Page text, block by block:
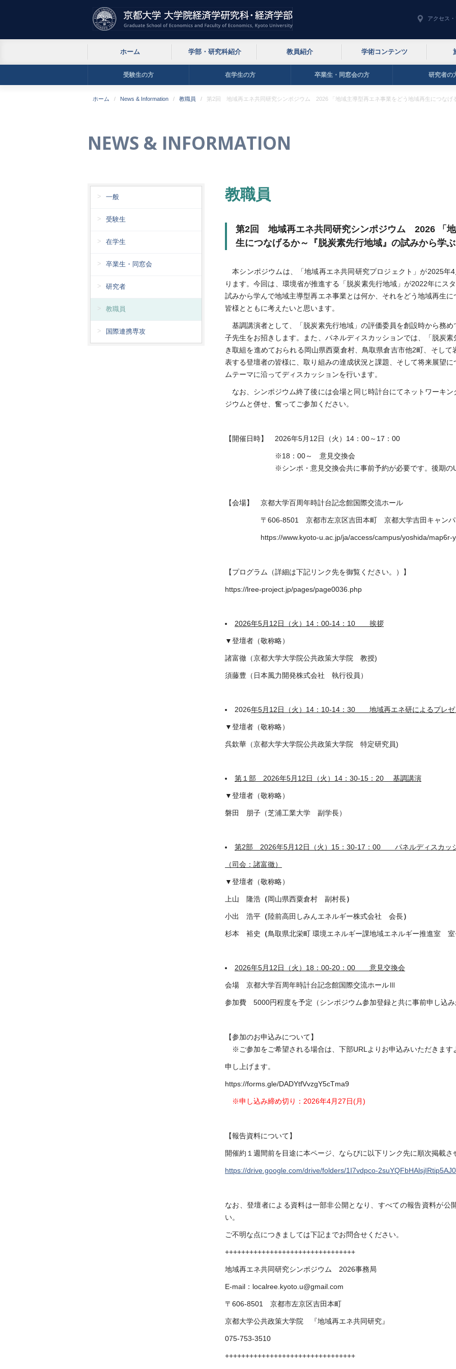
アクセス
ホーム 学部・研究科紹介 教員紹介 学術コンテンツ
受験生の方 在学生の方 卒業生・同窓会の方 研究者の
ホーム News & Information 教職員 第2回 地域再エネ共同研究シンポジウム 2026 「地域主導型再エネ事業をどう地域再生につなげ
NEWS & INFORMATION
教職員
第2回 地域再エネ共同研究シンポジウム 2026 「地
生につなげるか～『脱炭素先行地域』の試みから学ぶ
本シンポジウムは、「地域再エネ共同研究プロジェクト」が2025年
ります。今回は、環境省が推進する「脱炭素先行地域」が2022年にス
試みから学んで地域主導型再エネ事業とは何か、それをどう地域再生
皆様とともに考えたいと思います。
基調講演者として、「脱炭素先行地域」の評価委員を創設時から務
子先生をお招きします。また、パネルディスカッションでは、「脱炭
き取組を進めておられる岡山県西粟倉村、鳥取県倉吉市他2町、そし
表する登壇者の皆様に、取り組みの達成状況と課題、そして将来展望
ムテーマに沿ってディスカッションを行います。
なお、シンポジウム終了後には会場と同じ時計台にてネットワーキ
ジウムと併せ、奮ってご参加ください。
【開催日時】 2026年5月12日（火）14：00～17：00
※18：00～ 意見交換会
※シンポ・意見交換会共に事前予約が必要です。後期のURL
【会場】 京都大学百周年時計台記念館国際交流ホール
〒606-8501 京都市左京区吉田本町 京都大学吉田キャンパ
https://www.kyoto-u.ac.jp/ja/access/campus/yoshida/map6r-y
【プログラム（詳細は下記リンク先を御覧ください。）】
https://lree-project.jp/pages/page0036.php
2026年5月12日（火）14：00-14：10 挨拶
▼登壇者（敬称略）
諸富徹（京都大学大学院公共政策大学院 教授)
須藤豊（日本風力開発株式会社 執行役員）
2026年5月12日（火）14：10-14：30 地域再エネ研によるプレゼ
▼登壇者（敬称略）
呉欽華（京都大学大学院公共政策大学院 特定研究員)
第１部 2026年5月12日（火）14：30-15：20 基調講演
▼登壇者（敬称略）
磐田 朋子（芝浦工業大学 副学長）
第2部 2026年5月12日（火）15 ：30-17：00 パネルディスカッ
（司会：諸富徹）
▼登壇者（敬称略）
上山 隆浩 （岡山県西粟倉村 副村長）
小出 浩平 （陸前高田しみんエネルギー株式会社 会長）
杉本 裕史 （鳥取県北栄町 環境エネルギー課地域エネルギー推進室
2026年5月12日（火）18：00-20：00 意見交換会
会場 京都大学百周年時計台記念館国際交流ホールⅢ
参加費 5000円程度を予定（シンポジウム参加登録と共に事前申し込み
【参加のお申込みについて】
※ご参加をご希望される場合は、下部URLよりお申込みいただきます
申し上げます。
https://forms.gle/DADYtfVvzgY5cTma9
※申し込み締め切り：2026年4月27日(月)
【報告資料について】
開催約１週間前を目途に本ページ、ならびに以下リンク先に順次掲載さ
https://drive.google.com/drive/folders/1I7vdpco-
なお、登壇者による資料は一部非公開となり、すべての報告資料が公
い。
ご不明な点につきましては下記までお問合せください。
++++++++++++++++++++++++++++++++
地域再エネ共同研究シンポジウム 2026事務局
E-mail：localree.kyoto.u@gmail.com
〒606-8501 京都市左京区吉田本町
京都大学公共政策大学院 『地域再エネ共同研究』
075-753-3510
++++++++++++++++++++++++++++++++
一般
受験生
在学生
卒業生・同窓会
研究者
教職員
国際連携専攻